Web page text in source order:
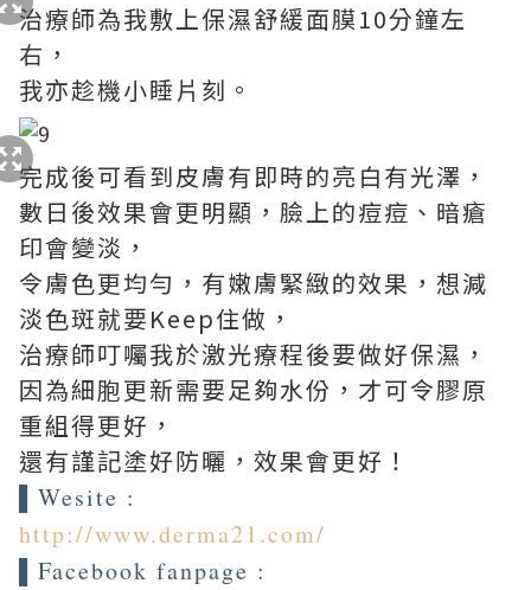
治療師為我敷上保濕舒緩面膜10分鐘左
右，
我亦趁機小睡片刻。
完成後可看到皮膚有即時的亮白有光澤，
數日後效果會更明顯，臉上的痘痘、暗瘡
印會變淡，
令膚色更均勻，有嫩膚緊緻的效果，想減
淡色斑就要Keep住做，
治療師叮囑我於激光療程後要做好保濕，
因為細胞更新需要足夠水份，才可令膠原
重組得更好，
還有謹記塗好防曬，效果會更好！
▌Wesite :
http://www.derma21.com/
▌Facebook fanpage :